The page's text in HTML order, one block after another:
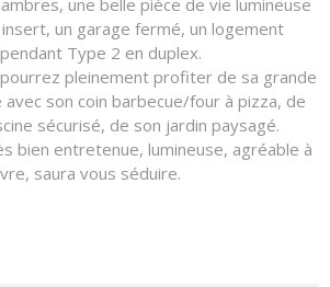
une belle pièce de vie lumineuse
un garage fermé, un logement
Type 2 en duplex.
pleinement profiter de sa grande
son coin barbecue/four à pizza, de
sécurisé, de son jardin paysagé.
bien entretenue, lumineuse, agréable à
saura vous séduire.